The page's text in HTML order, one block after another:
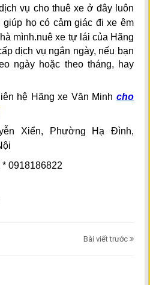
vụ cho thuê xe ở đây luôn
họ có cảm giác đi xe êm
mình.nuê xe tự lái của Hãng
dịch vụ ngắn ngày, nếu bạn
ngày hoặc theo tháng, hay
hệ Hãng xe Văn Minh cho
Xiển, Phường Hạ Đình,
0918186822
Bài viết trước